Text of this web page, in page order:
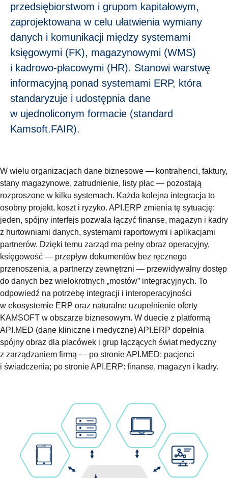
przedsiębiorstwom i grupom kapitałowym,
zaprojektowana w celu ułatwienia wymiany
danych i komunikacji między systemami
księgowymi (FK), magazynowymi (WMS)
i kadrowo-płacowymi (HR). Stanowi warstwę
informacyjną ponad systemami ERP, która
standaryzuje i udostępnia dane
w ujednoliconym formacie (standard
Kamsoft.FAIR).
W wielu organizacjach dane biznesowe — kontrahenci, faktury,
stany magazynowe, zatrudnienie, listy płac — pozostają
rozproszone w kilku systemach. Każda kolejna integracja to
osobny projekt, koszt i ryzyko. API.ERP zmienia tę sytuację:
jeden, spójny interfejs pozwala łączyć finanse, magazyn i kadry
z hurtowniami danych, systemami raportowymi i aplikacjami
partnerów. Dzięki temu zarząd ma pełny obraz operacyjny,
księgowość — przepływ dokumentów bez ręcznego
przenoszenia, a partnerzy zewnętrzni — przewidywalny dostęp
do danych bez wielokrotnych „mostów” integracyjnych. To
odpowiedź na potrzebę integracji i interoperacyjności
w ekosystemie ERP oraz naturalne uzupełnienie oferty
KAMSOFT w obszarze biznesowym. W duecie z platformą
API.MED (dane kliniczne i medyczne) API.ERP dopełnia
spójny obraz dla placówek i grup łączących świat medyczny
z zarządzaniem firmą — po stronie API.MED: pacjenci
i świadczenia; po stronie API.ERP: finanse, magazyn i kadry.